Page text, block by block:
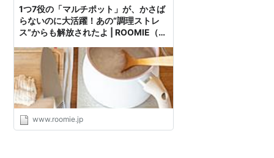
1つ7役の「マルチポット」が、かさば
らないのに大活躍！あの“調理ストレ
ス”からも解放されたよ | ROOMIE（ル
www.roomie.jp